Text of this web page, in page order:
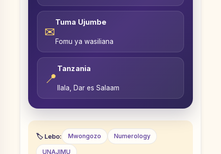
✉
Tuma Ujumbe
Fomu ya wasiliana
📍
Tanzania
Ilala, Dar es Salaam
Lebo: Mwongozo Numerology
UNAJIMU